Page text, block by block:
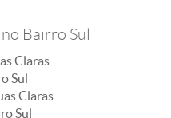
Bairro Sul
Claras
Sul
Claras
Sul